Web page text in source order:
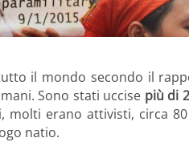
il mondo secondo il
Sono stati uccise più di
molti erano attivisti, circa
natio.